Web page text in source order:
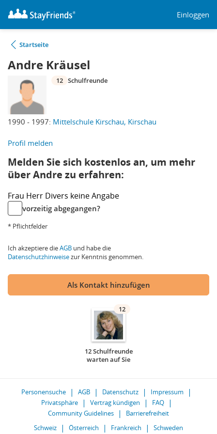
Einloggen
Startseite
Andre Kräusel
1990 - 1997: Mittelschule Kirschau, Kirschau
12 Schulfreunde
Profil melden
Melden Sie sich kostenlos an, um mehr
über Andre zu erfahren:
Frau Herr Divers keine Angabe
vorzeitig abgegangen?
* Pflichtfelder
Ich akzeptiere dieAGB und habe die
Datenschutzhinweisezur Kenntnis genommen.
Als Kontakt hinzufügen
12
12 Schulfreunde
warten auf Sie
Personensuche AGB Datenschutz
Impressum
Privatsphäre
Vertrag kündigen
FAQ
Community Guidelines
Barrierefreiheit
Schweiz
Österreich Frankreich Schweden